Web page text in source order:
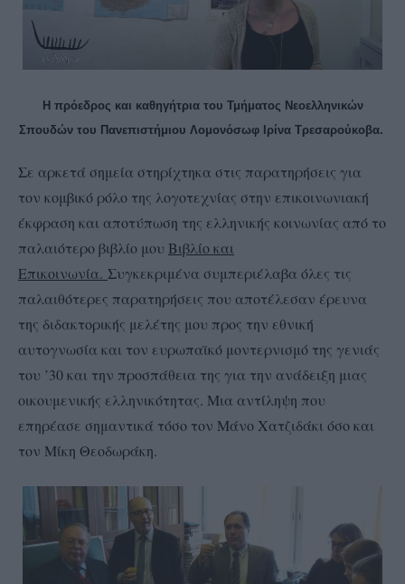
Η πρόεδρος και καθηγήτρια του Τμήματος Νεοελληνικών
Σπουδών του Πανεπιστήμιου Λομονόσωφ Ιρίνα Τρεσαρούκοβα.
Σε αρκετά σημεία στηρίχτηκα στις παρατηρήσεις για
τον κομβικό ρόλο της λογοτεχνίας στην επικοινωνιακή
έκφραση και αποτύπωση της ελληνικής κοινωνίας από το
παλαιότερο βιβλίο μου Βιβλίο και
Επικοινωνία. Συγκεκριμένα συμπεριέλαβα όλες τις
παλαιθότερες παρατηρήσεις που αποτέλεσαν έρευνα
της διδακτορικής μελέτης μου προς την εθνική
αυτογνωσία και τον ευρωπαϊκό μοντερνισμό της γενιάς
του ’30 και την προσπάθεια της για την ανάδειξη μιας
οικουμενικής ελληνικότητας. Μια αντίληψη που
επηρέασε σημαντικά τόσο τον Μάνο Χατζιδάκι όσο και
τον Μίκη Θεοδωράκη.